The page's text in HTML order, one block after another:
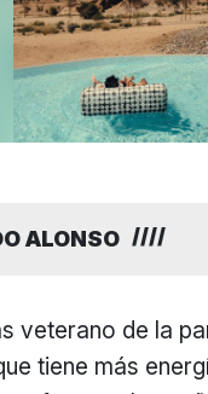
ALONSO
veterano de la
tiene más